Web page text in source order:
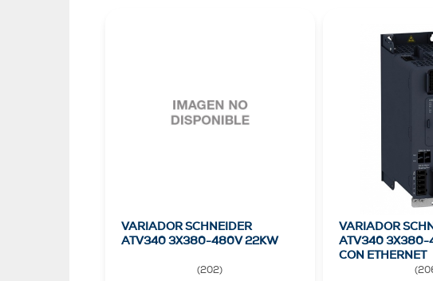
VARIADOR SCHNEIDER
ATV340 3X380-480V 22KW
(202)
VARIADOR
ATV340 3X380-
CON ETHERNET
(